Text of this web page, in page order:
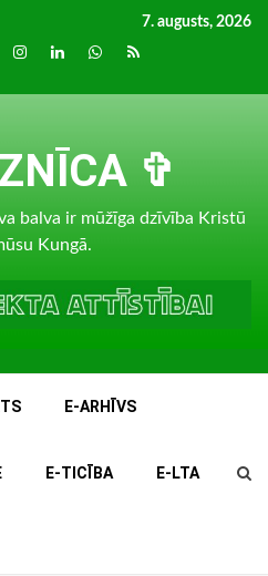
7. augusts, 2026
Instagram
LinkedInwhatsapp
RSS
✞
balva ir mūžīga dzīvība Kristū
Kungā.
E-ARHĪVS
E-TICĪBA E-LTA